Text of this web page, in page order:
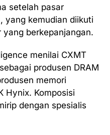
setelah pasar
yang kemudian diikuti
berkepanjangan.
menilai CXMT
produsen DRAM
memori
Hynix. Komposisi
dengan spesialis